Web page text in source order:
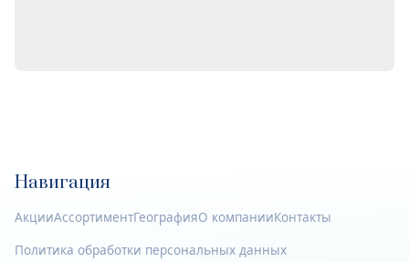
Навигация
АкцииАссортиментГеографияО компанииКонтакты
Политика обработки персональных данных